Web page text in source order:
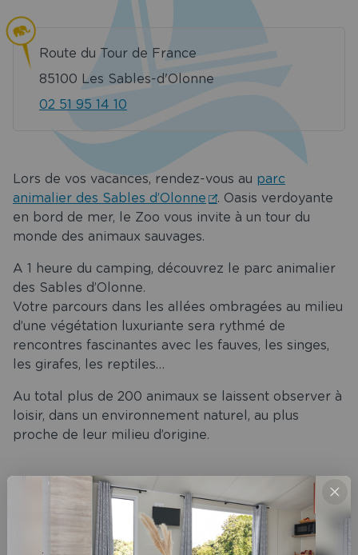
spéciales
Croix de
Vie
Gilles
& Accès
Route du Tour de France
85100 Les Sables-d'Olonne
02 51 95 14 10
Lors de vos vacances, rendez-vous au parc
animalier des Sables d’Olonne
. Oasis verdoyante
en bord de mer, le Zoo vous invite à un tour du
monde des animaux sauvages.
A 1 heure du camping, découvrez le parc animalier
des Sables d’Olonne.
Votre parcours dans les allées ombragées au milieu
d’une végétation luxuriante sera rythmé de
rencontres fascinantes avec les fauves, les singes,
les girafes, les reptiles…
Au total plus de 200 animaux se laissent observer à
loisir, dans un environnement naturel, au plus
proche de leur milieu d’origine.
A voir / à faire : tous les jours, d’avril à septembre,
assister au repas des loutres, pandas, manchots,
vautours et autres loups.